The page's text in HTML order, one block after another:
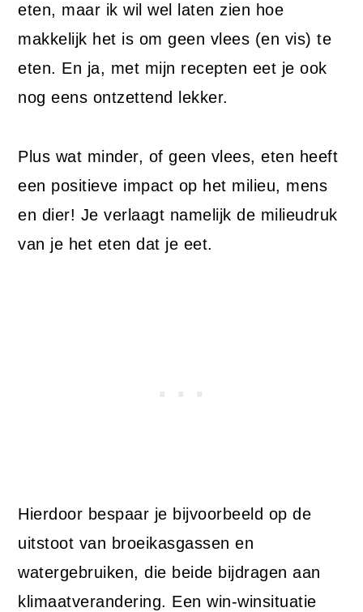
eten, maar ik wil wel laten zien hoe
makkelijk het is om geen vlees (en vis) te
eten. En ja, met mijn recepten eet je ook
nog eens ontzettend lekker.
Plus wat minder, of geen vlees, eten heeft
een positieve impact op het milieu, mens
en dier! Je verlaagt namelijk de milieudruk
van je het eten dat je eet.
Hierdoor bespaar je bijvoorbeeld op de
uitstoot van broeikasgassen en
watergebruiken, die beide bijdragen aan
klimaatverandering. Een win-winsituatie